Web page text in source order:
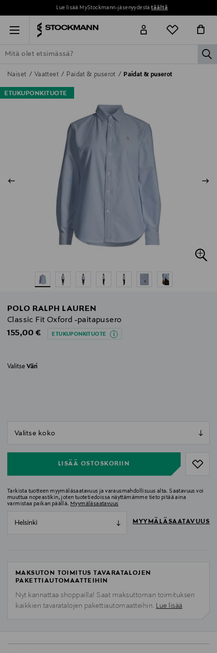
Lue lisää MyStockmann-jäsenyydestätäältä
Menu
ETSI KAIKKI NAISET MIEHET LAPSET KOTI
Naiset Vaatteet Paidat & puserot Paidat & puserot
ETUKUPONKITUOTE
POLO RALPH LAUREN
Classic Fit Oxford -paitapusero
Original Price
155,00 € ETUKUPONKITUOTE
Valitse Väri
LISÄÄ OSTOSKORIIN
Tarkista tuotteen myymäläsaatavuus ja varausmahdollisuus alta. Saatavuus voi
muuttua nopeastikin, joten tuotetiedoissa näyttämämme tieto pitää aina
varmistaa paikan päällä. Myymäläsaatavuus
Helsinki MYYMÄLÄSAATAVUUS
MAKSUTON TOIMITUS TAVARATALOJEN
PAKETTIAUTOMAATTEIHIN
Nyt kannattaa shoppailla! Saat maksuttoman toimituksen
kaikkien tavaratalojen pakettiautomaatteihin. Lue lisää